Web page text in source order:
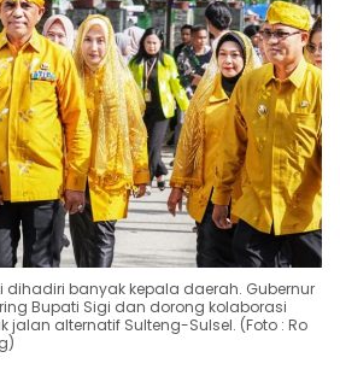
dihadiri banyak kepala daerah. Gubernur
Bupati Sigi dan dorong kolaborasi
alternatif Sulteng-Sulsel. (Foto : Ro